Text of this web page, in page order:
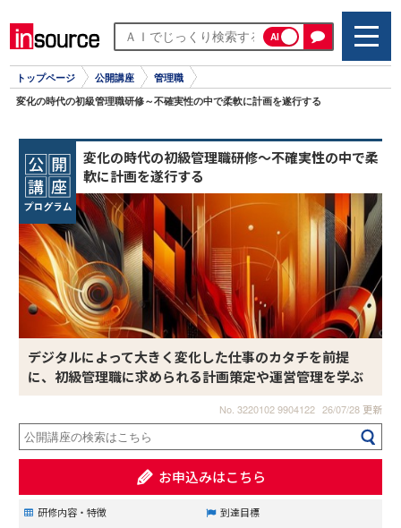
AI
トップページ 公開講座 管理職
変化の時代の初級管理職研修～不確実性の中で柔軟に計画を遂行する
変化の時代の初級管理職研修～不確実性の中で柔
軟に計画を遂行する
デジタルによって大きく変化した仕事のカタチを前提
に、初級管理職に求められる計画策定や運営管理を学ぶ
No. 3220102 9904122 26/07/28 更新
お申込みはこちら
研修内容・特徴
到達目標